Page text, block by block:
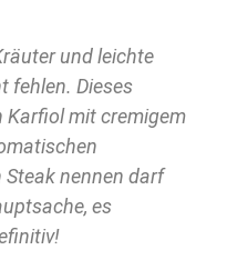
und leichte
fehlen. Dieses
Karfiol mit cremigem
Steak nennen darf
es